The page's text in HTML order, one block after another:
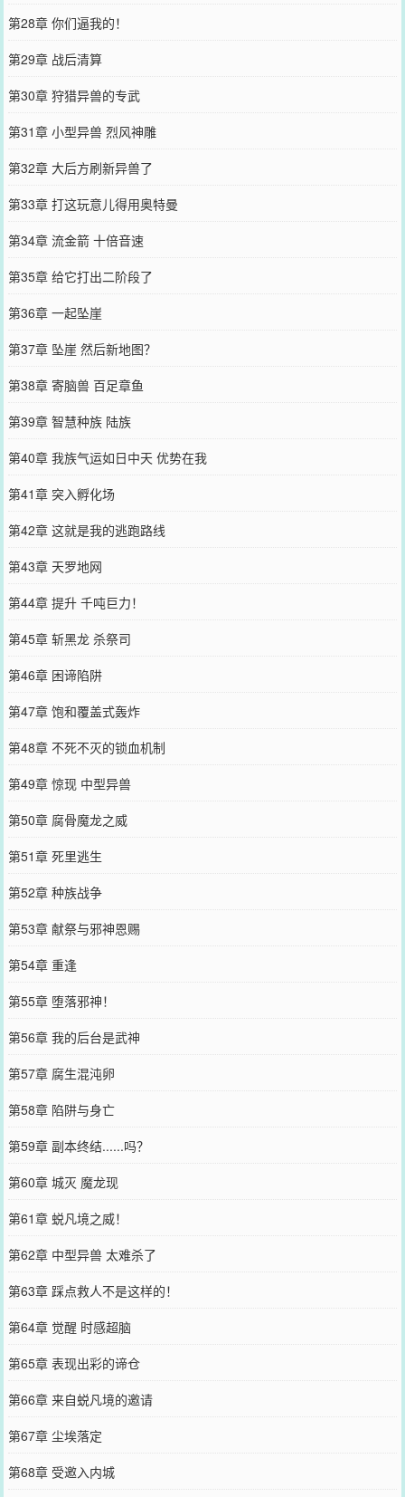
第28章 你们逼我的！
第29章 战后清算
第30章 狩猎异兽的专武
第31章 小型异兽 烈风神雕
第32章 大后方刷新异兽了
第33章 打这玩意儿得用奥特曼
第34章 流金箭 十倍音速
第35章 给它打出二阶段了
第36章 一起坠崖
第37章 坠崖 然后新地图？
第38章 寄脑兽 百足章鱼
第39章 智慧种族 陆族
第40章 我族气运如日中天 优势在我
第41章 突入孵化场
第42章 这就是我的逃跑路线
第43章 天罗地网
第44章 提升 千吨巨力！
第45章 斩黑龙 杀祭司
第46章 困谛陷阱
第47章 饱和覆盖式轰炸
第48章 不死不灭的锁血机制
第49章 惊现 中型异兽
第50章 腐骨魔龙之威
第51章 死里逃生
第52章 种族战争
第53章 献祭与邪神恩赐
第54章 重逢
第55章 堕落邪神！
第56章 我的后台是武神
第57章 腐生混沌卵
第58章 陷阱与身亡
第59章 副本终结......吗？
第60章 城灭 魔龙现
第61章 蜕凡境之威！
第62章 中型异兽 太难杀了
第63章 踩点救人不是这样的！
第64章 觉醒 时感超脑
第65章 表现出彩的谛仓
第66章 来自蜕凡境的邀请
第67章 尘埃落定
第68章 受邀入内城